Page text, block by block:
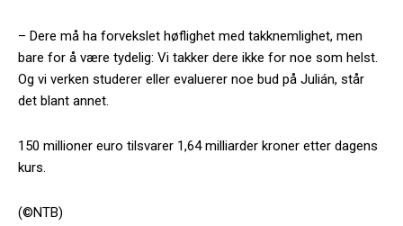
– Dere må ha forvekslet høflighet med takknemlighet, men
bare for å være tydelig: Vi takker dere ikke for noe som helst.
Og vi verken studerer eller evaluerer noe bud på Julián, står
det blant annet.
150 millioner euro tilsvarer 1,64 milliarder kroner etter dagens
kurs.
(©NTB)